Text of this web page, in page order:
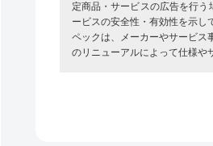
定商品・サービスの広告を行
ービスの安全性・有効性を示
ペックは、メーカーやサービ
のリニューアルによって仕様や